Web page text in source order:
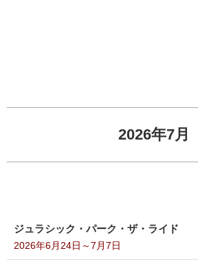
2026年7月
ジュラシック・パーク・ザ・ライド
2026年6月24日～7月7日